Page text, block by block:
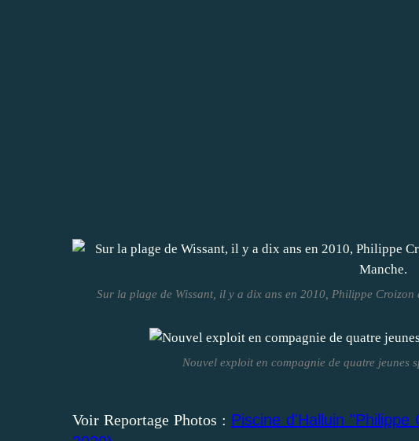
Sur la plage de Wissant, il y a dix ans en 2010, Philippe
Nouvel exploit en compagnie de quatre jeunes
Voir Reportage Photos : Piscine d'Halluin